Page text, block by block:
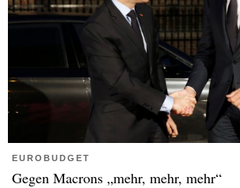
EUROBUDGET
Gegen Macrons „mehr, mehr, mehr“